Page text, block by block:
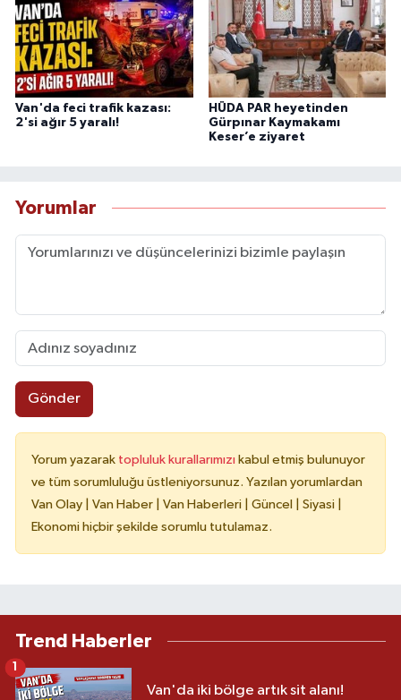
Van'da feci trafik kazası:
2'si ağır 5 yaralı!
HÜDA PAR heyetinden
Gürpınar Kaymakamı
Keser’e ziyaret
Yorumlar
Gönder
Yorum yazarak topluluk kurallarımızı kabul etmiş bulunuyor
ve tüm sorumluluğu üstleniyorsunuz. Yazılan yorumlardan
Van Olay | Van Haber | Van Haberleri | Güncel | Siyasi |
Ekonomi hiçbir şekilde sorumlu tutulamaz.
Trend Haberler
Van'da iki bölge artık sit alanı!
1